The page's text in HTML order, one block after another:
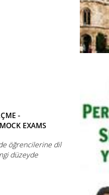
-
EXAMS
öğrencilerine dil
düzeyde